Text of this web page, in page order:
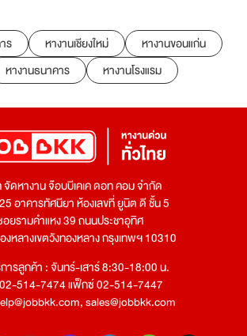
ร หางานเชียงใหม่
หางานขอนแก่น
หางานธนาคาร หางานโรงแรม
ดหางาน จ๊อบบีเคเค ดอท คอม จำกัด
อาคารทัศนียา ห้องเลขที่ ยูนิต ดี ชั้น 5
ยรามคำแหง 39 ถนนประชาอุทิศ
งหลางเขตวังทองหลาง กรุงเทพฯ 10310
ารลูกค้า : จันทร์-เสาร์ 8:30-18:00 น.
02-514-7474 แฟ็กซ์ 02-514-7447
,sales@jobbkk.com